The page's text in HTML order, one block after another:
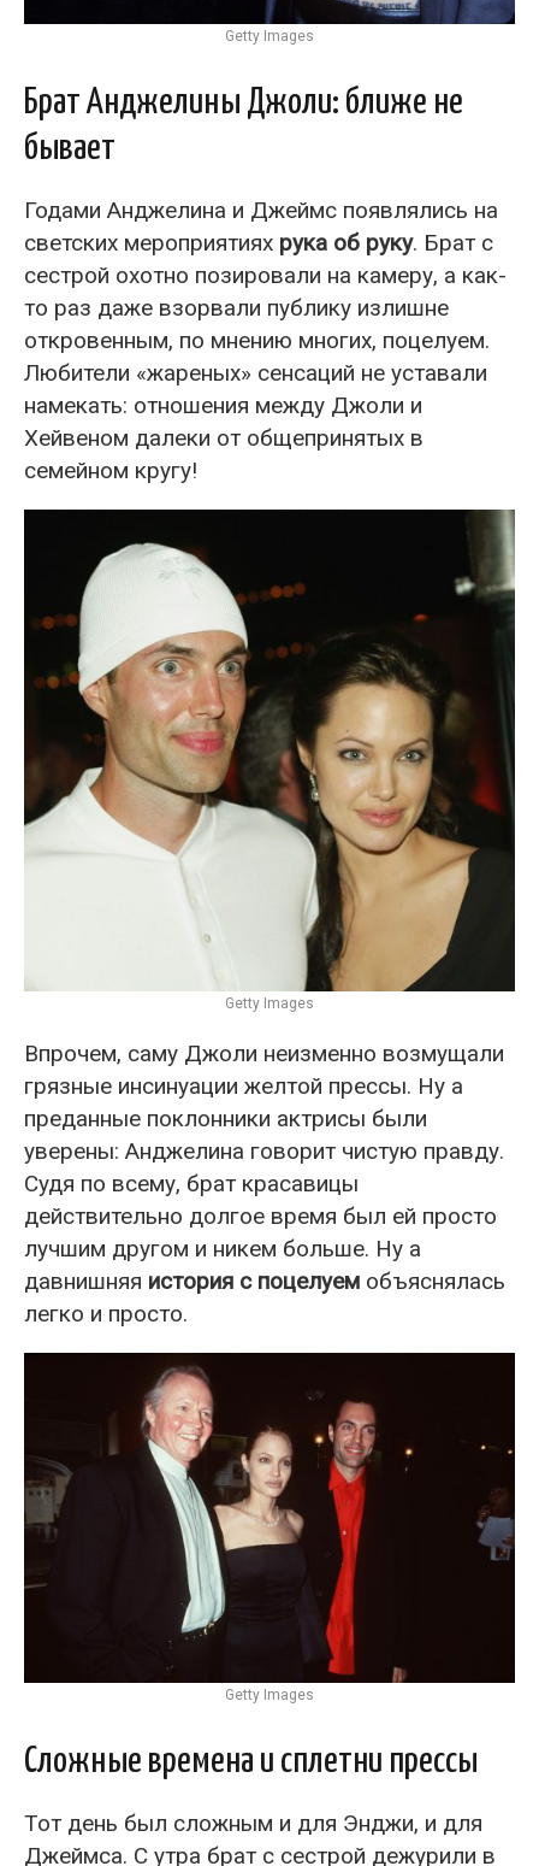
Getty Images
Брат Анджелины Джоли: ближе не
бывает
Годами Анджелина и Джеймс появлялись на
светских мероприятиях рука об руку. Брат с
сестрой охотно позировали на камеру, а как-
то раз даже взорвали публику излишне
откровенным, по мнению многих, поцелуем.
Любители «жареных» сенсаций не уставали
намекать: отношения между Джоли и
Хейвеном далеки от общепринятых в
семейном кругу!
Getty Images
Впрочем, саму Джоли неизменно возмущали
грязные инсинуации желтой прессы. Ну а
преданные поклонники актрисы были
уверены: Анджелина говорит чистую правду.
Судя по всему, брат красавицы
действительно долгое время был ей просто
лучшим другом и никем больше. Ну а
давнишняя история с поцелуем объяснялась
легко и просто.
Getty Images
Сложные времена и сплетни прессы
Тот день был сложным и для Энджи, и для
Джеймса. С утра брат с сестрой дежурили в